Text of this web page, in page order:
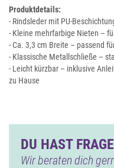
Produktdetails:
- Rindsleder mit PU-
- Kleine mehrfarbige Nieten –
- Ca. 3,3 cm Breite – passend
- Klassische Metallschließe –
- Leicht kürzbar – inklusive
zu Hause
DU HAST
Wir beraten dich